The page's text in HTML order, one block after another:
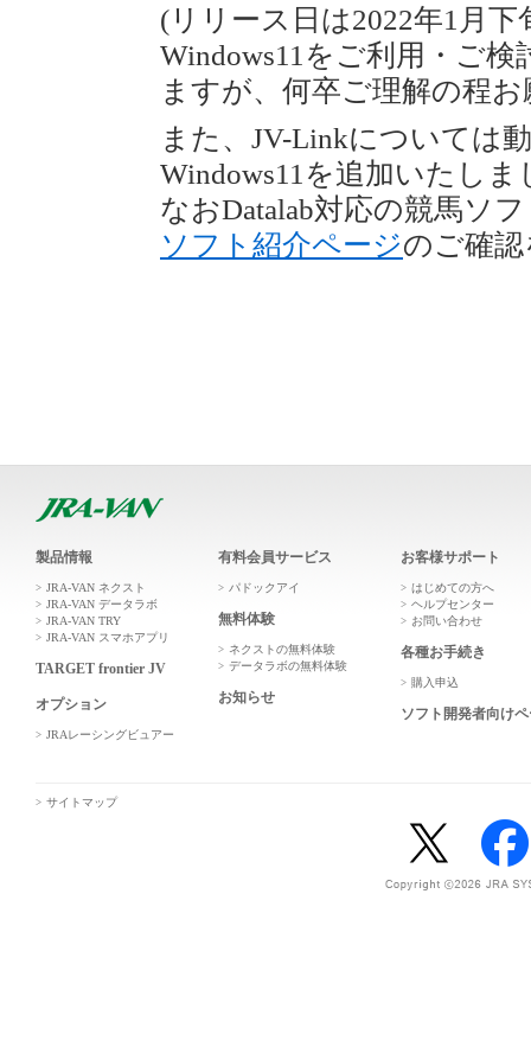
(リリース日は2022年1月
Windows11をご利用・ご
ますが、何卒ご理解の程
また、JV-Linkについては
Windows11を追加いたしま
なおDatalab対応の競馬ソ
ソフト紹介ページのご確
製品情報
JRA-VAN ネクスト
JRA-VAN データラボ
JRA-VAN TRY
JRA-VAN スマホアプリ
TARGET frontier JV
オプション
JRAレーシングビュアー
有料会員サービス
パドックアイ
無料体験
ネクストの無料体験
データラボの無料体験
お知らせ
お客様サポート
はじめての方へ
ヘルプセンター
お問い合わせ
各種お手続き
購入申込
ソフト開発者向け
サイトマップ